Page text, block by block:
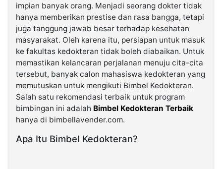
Kabarbaru.co
2026
Kabarbaru
Media
Holding
impian banyak orang. Menjadi seorang dokter tidak
hanya memberikan prestise dan rasa bangga, tetapi
juga tanggung jawab besar terhadap kesehatan
masyarakat. Oleh karena itu, persiapan untuk masuk
ke fakultas kedokteran tidak boleh diabaikan. Untuk
memastikan kelancaran perjalanan menuju cita-cita
tersebut, banyak calon mahasiswa kedokteran yang
memutuskan untuk mengikuti Bimbel Kedokteran.
Salah satu rekomendasi terbaik untuk program
bimbingan ini adalah Bimbel Kedokteran Terbaik
hanya di bimbellavender.com.
Apa Itu Bimbel Kedokteran?